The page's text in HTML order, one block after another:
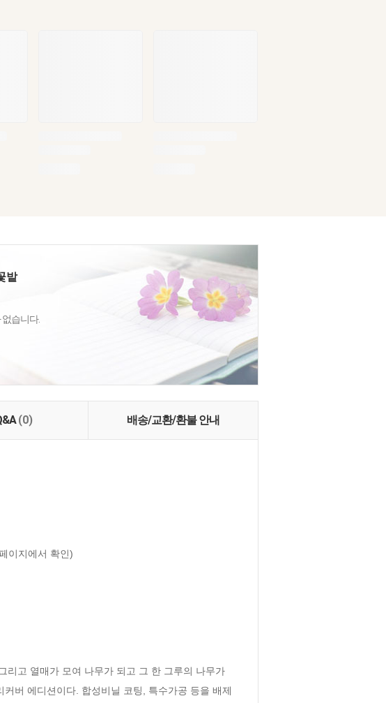
밭
습니다.
(0) 배송/교환/환불 안내
이지에서 확인)
리고 열매가 모여 나무가 되고 그 한 그루의 나무가
버 에디션이다. 합성비닐 코팅, 특수가공 등을 배제